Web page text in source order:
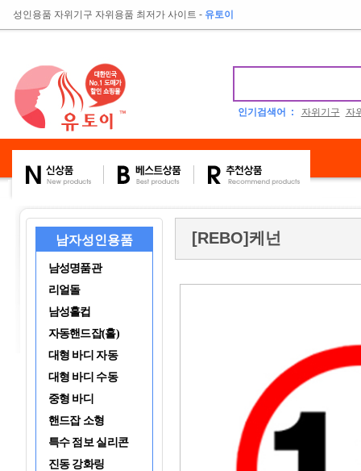
성인용품 자위기구 자위용품 최저가 사이트 - 유토이
인기검색어 : 자위기구 자
남자성인용품
남성명품관
리얼돌
남성홀컵
자동핸드잡(홀)
대형 바디 자동
대형 바디 수동
중형 바디
핸드잡 소형
특수 점보 실리콘
진동 강화링
[REBO]케넌